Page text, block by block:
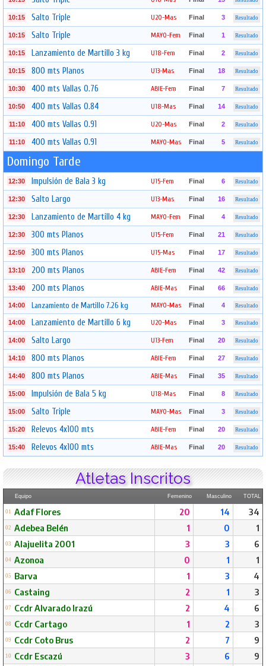
10:15 Salto Triple U20-Mas Final 3 Resultado
10:15 Salto Triple MAYO-Fem Final 1 Resultado
10:15 Lanzamiento de Martillo 3 kg U18-Fem Final 2 Resultado
10:15 800 mts Planos U13-Mas Final 18 Resultado
10:30 400 mts Vallas 0.76 ABIE-Fem Final 7 Resultado
10:50 400 mts Vallas 0.84 U18-Mas Final 14 Resultado
11:10 400 mts Vallas 0.91 U20-Mas Final 2 Resultado
11:10 400 mts Vallas 0.91 MAYO-Mas Final 5 Resultado
Domingo Tarde
12:30 Impulsión de Bala 3 kg U15-Fem Final 6 Resultado
12:30 Salto Largo U13-Mas Final 16 Resultado
12:30 Lanzamiento de Martillo 4 kg MAYO-Fem Final 4 Resultado
12:30 300 mts Planos U15-Fem Final 21 Resultado
12:50 300 mts Planos U15-Mas Final 17 Resultado
13:10 200 mts Planos ABIE-Fem Final 42 Resultado
13:40 200 mts Planos ABIE-Mas Final 66 Resultado
14:00 Lanzamiento de Martillo 7.26 kg MAYO-Mas Final 4 Resultado
14:00 Lanzamiento de Martillo 6 kg U20-Mas Final 3 Resultado
14:00 Salto Largo U13-Fem Final 20 Resultado
14:10 800 mts Planos ABIE-Fem Final 27 Resultado
14:40 800 mts Planos ABIE-Mas Final 35 Resultado
15:00 Impulsión de Bala 5 kg U18-Mas Final 8 Resultado
15:00 Salto Triple MAYO-Mas Final 3 Resultado
15:20 Relevos 4x100 mts ABIE-Fem Final 20 Resultado
15:40 Relevos 4x100 mts ABIE-Mas Final 20 Resultado
Atletas Inscritos
Equipo Femenino Masculino TOTAL
01 Adaf Flores 20 14 34
02 Adebea Belén 1 0 1
03 Alajuelita 2001 3 3 6
04 Azonoa 0 1 1
05 Barva 1 3 4
06 Castaing 2 1 3
07 Ccdr Alvarado Irazú 2 4 6
08 Ccdr Cartago 1 2 3
09 Ccdr Coto Brus 2 7 9
10 Ccdr Escazú 3 6 9